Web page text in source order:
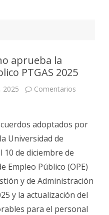
aprueba la
PTGAS 2025
2025 Comentarios
adoptados por
Universidad de
de diciembre de
Empleo Público (OPE)
y de Administración
y la actualización del
para el personal